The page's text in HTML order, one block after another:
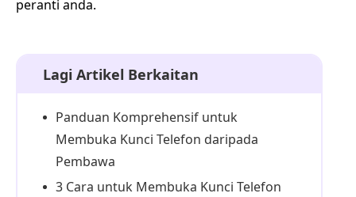
peranti anda.
Lagi Artikel Berkaitan
Panduan Komprehensif untuk
Membuka Kunci Telefon daripada
Pembawa
3 Cara untuk Membuka Kunci Telefon